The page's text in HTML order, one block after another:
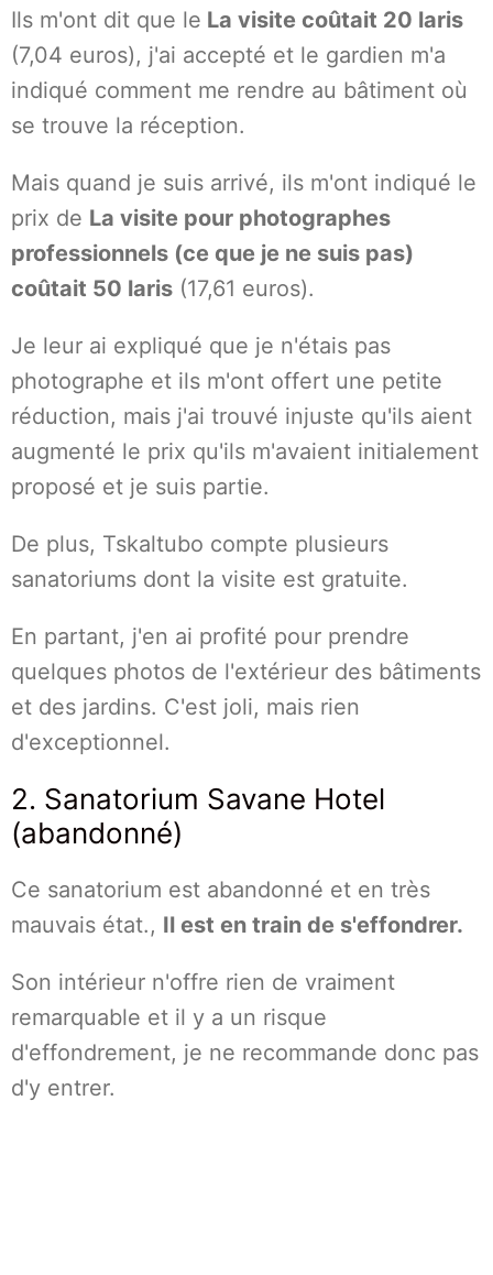
Ils m'ont dit que le La visite coûtait 20 laris
(7,04 euros), j'ai accepté et le gardien m'a
indiqué comment me rendre au bâtiment où
se trouve la réception.
Mais quand je suis arrivé, ils m'ont indiqué le
prix de La visite pour photographes
professionnels (ce que je ne suis pas)
coûtait 50 laris (17,61 euros).
Je leur ai expliqué que je n'étais pas
photographe et ils m'ont offert une petite
réduction, mais j'ai trouvé injuste qu'ils aient
augmenté le prix qu'ils m'avaient initialement
proposé et je suis partie.
De plus, Tskaltubo compte plusieurs
sanatoriums dont la visite est gratuite.
En partant, j'en ai profité pour prendre
quelques photos de l'extérieur des bâtiments
et des jardins. C'est joli, mais rien
d'exceptionnel.
2. Sanatorium Savane Hotel
(abandonné)
Ce sanatorium est abandonné et en très
mauvais état., Il est en train de s'effondrer.
Son intérieur n'offre rien de vraiment
remarquable et il y a un risque
d'effondrement, je ne recommande donc pas
d'y entrer.